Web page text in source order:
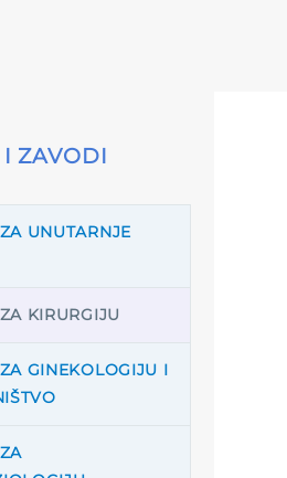
ZAVODI
UNUTARNJE
KIRURGIJU
GINEKOLOGIJU I